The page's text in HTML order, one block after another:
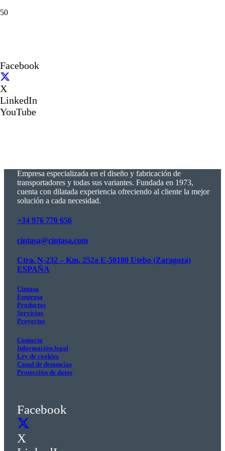
Facebook
X
LinkedIn
YouTube
Empresa especializada en el diseño y fabricación de
transportadores y todas sus variantes. Fundada en 1973,
cuenta con dilatada experiencia ofreciendo al cliente la mejor
solución a cada necesidad.
+34 976 770 656
cintasa@cintasa.com
Ctra. N-232 – Km. 252a E-50180 Utebo (Zaragoza)
ESPAÑA
Cintasa
Empresa
Productos
Servicios
Proyectos
Contacto
Información legal
Ley de cookies
Canal de denuncias
Protección de datos
Facebook
X